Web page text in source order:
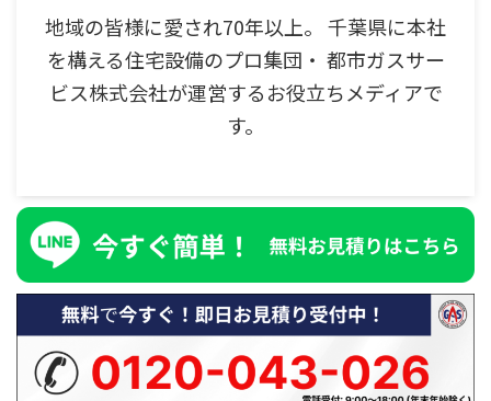
地域の皆様に愛され70年以上。 千葉県に本社
を構える住宅設備のプロ集団・ 都市ガスサー
ビス株式会社が運営するお役立ちメディアで
す。